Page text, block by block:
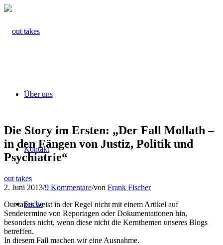
Über uns
Kontakt
Suche
Die Story im Ersten: „Der Fall Mollath –
in den Fängen von Justiz, Politik und
Psychiatrie“
out takes
2. Juni 2013/9 Kommentare/von Frank Fischer
Out takes weist in der Regel nicht mit einem Artikel auf
Sendetermine von Reportagen oder Dokumentationen hin,
besonders nicht, wenn diese nicht die Kernthemen unseres Blogs
betreffen.
In diesem Fall machen wir eine Ausnahme.